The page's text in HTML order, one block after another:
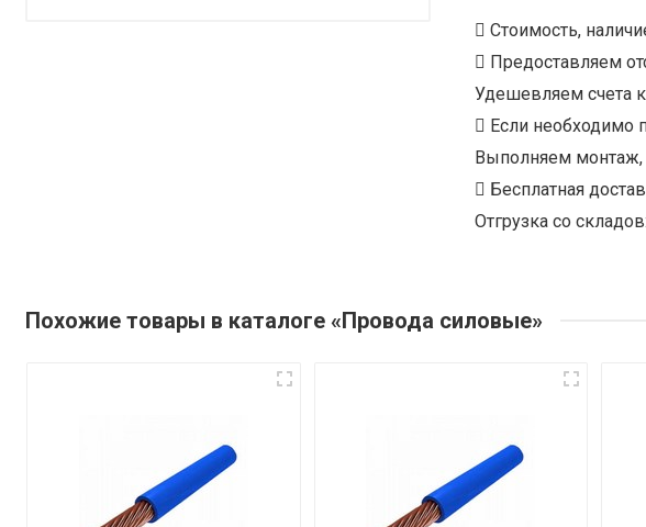
Стоимость,
Предоставляем
Удешевляем счета
Если необходимо
Выполняем
Бесплатная
Отгрузка со
Похожие товары в каталоге «Провода силовые»